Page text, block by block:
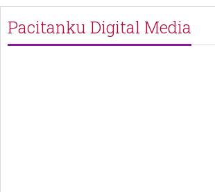
Pacitanku Digital Media